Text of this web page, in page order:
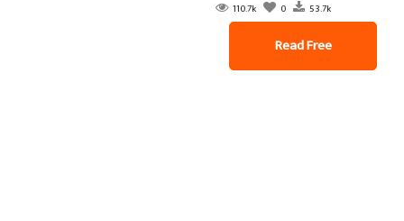
110.7k 0 53.7k
Read Free